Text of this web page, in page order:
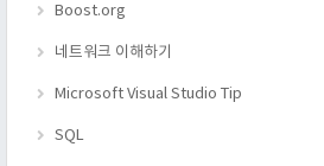
Boost.org
네트워크 이해하기
Microsoft Visual Studio Tip
SQL